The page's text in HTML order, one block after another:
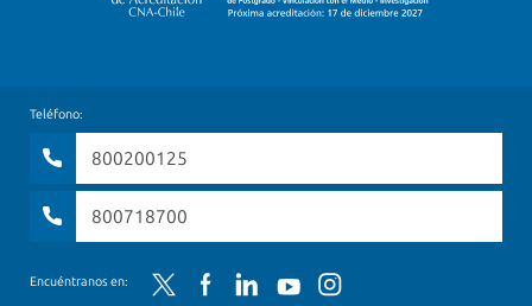
Teléfono:
800200125
800718700
Encuéntranos en: Twitter FacebookLinkedInYouTubeInstagram